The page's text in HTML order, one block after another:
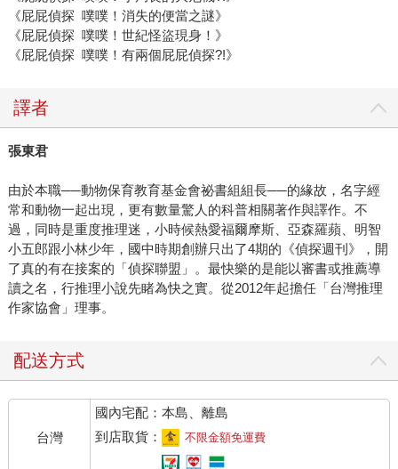
《屁屁偵探 噗噗！消失的便當之謎》
《屁屁偵探 噗噗！世紀怪盜現身！》
《屁屁偵探 噗噗！有兩個屁屁偵探?!》
譯者
張東君
由於本職──動物保育教育基金會祕書組組長──的緣故，名字經
常和動物一起出現，更有數量驚人的科普相關著作與譯作。不
過，同時是重度推理迷，小時候熱愛福爾摩斯、亞森羅蘋、明智
小五郎跟小林少年，國中時期創辦只出了4期的《偵探週刊》，開
了真的有在接案的「偵探聯盟」。最快樂的是能以審書或推薦導
讀之名，行推理小說先睹為快之實。從2012年起擔任「台灣推理
作家協會」理事。
配送方式
台灣
國內宅配：本島、離島
到店取貨：
不限金額免運費